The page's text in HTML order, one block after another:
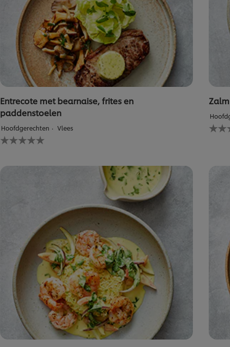
Entrecote met bearnaise, frites en
paddenstoelen
Hoofdgerechten Vlees
Geen
beoordelingen
Geen